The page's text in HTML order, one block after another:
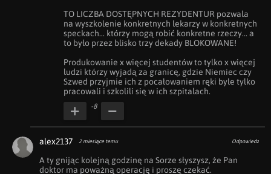
TO LICZBA DOSTĘPNYCH REZYDENTUR pozwala
na wyszkolenie konkretnych lekarzy w konkretnych
speckach... którzy mogą robić konkretne rzeczy... a
to było przez blisko trzy dekady BLOKOWANE!
Produkowanie x więcej studentów to tylko x więcej
ludzi którzy wyjadą za granicę, gdzie Niemiec czy
Szwed przyjmie ich z pocałowaniem ręki byle tylko
pracowali i szkolili się w ich szpitalach.
-8
alex2137 2 miesiące temu Odpowiedz
A ty gnijąc kolejną godzinę na Sorze słyszysz, że Pan
doktor ma poważną operację i proszę czekać.